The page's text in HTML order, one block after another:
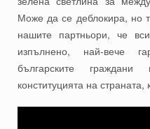
Може да се деблокира, но
нашите партньори, че
изпълнено, най-вече
българските
конституцията на